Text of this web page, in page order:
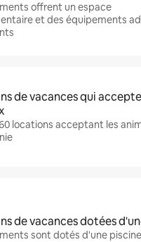
offrent un espace
et des équipements
de vacances qui
locations acceptant les
de vacances dotées
sont dotés d'une piscine